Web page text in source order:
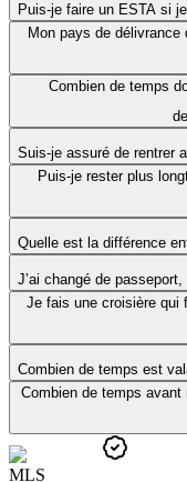
Puis-je faire un ESTA si
Mon pays de
Combien de temps
Suis-je assuré de rentrer
Puis-je rester plus
Quelle est la différence
J’ai changé de
Je fais une croisière qui
Combien de temps est
Combien de temps avant
MLS